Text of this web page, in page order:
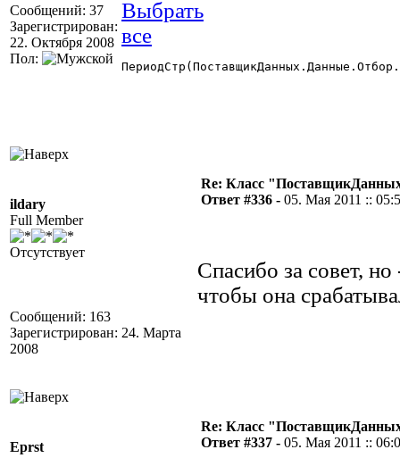
Сообщений: 37
Зарегистрирован:
22. Октября 2008
Пол:
ildary
Full Member
Отсутствует
Сообщений: 163
Зарегистрирован: 24. Марта
2008
Re: Класс
Ответ #336 - 05. Мая 2011 ::
Спасибо за совет,
чтобы она
Eprst
Re: Класс
Ответ #337 - 05. Мая 2011 ::